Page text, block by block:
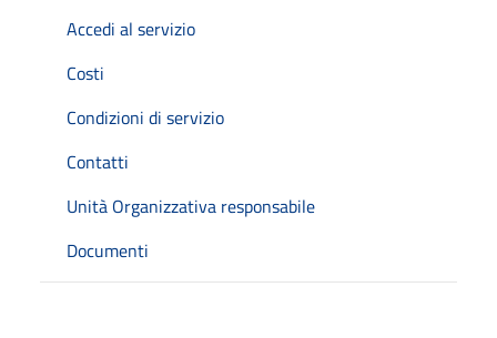
Accedi al servizio
Costi
Condizioni di servizio
Contatti
Unità Organizzativa responsabile
Documenti